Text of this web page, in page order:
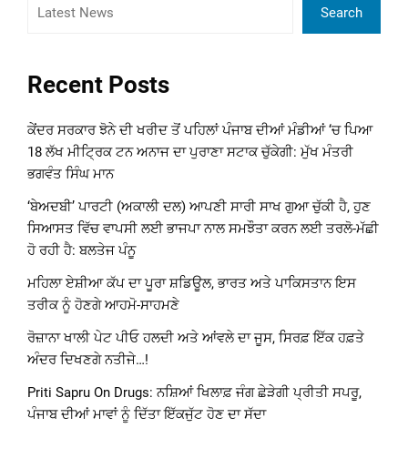
Search
Recent Posts
ਕੇਂਦਰ ਸਰਕਾਰ ਝੋਨੇ ਦੀ ਖਰੀਦ ਤੋਂ ਪਹਿਲਾਂ ਪੰਜਾਬ ਦੀਆਂ ਮੰਡੀਆਂ ‘ਚ ਪਿਆ
18 ਲੱਖ ਮੀਟ੍ਰਿਕ ਟਨ ਅਨਾਜ ਦਾ ਪੁਰਾਣਾ ਸਟਾਕ ਚੁੱਕੇਗੀ: ਮੁੱਖ ਮੰਤਰੀ
ਭਗਵੰਤ ਸਿੰਘ ਮਾਨ
‘ਬੇਅਦਬੀ’ ਪਾਰਟੀ (ਅਕਾਲੀ ਦਲ) ਆਪਣੀ ਸਾਰੀ ਸਾਖ ਗੁਆ ਚੁੱਕੀ ਹੈ, ਹੁਣ
ਸਿਆਸਤ ਵਿੱਚ ਵਾਪਸੀ ਲਈ ਭਾਜਪਾ ਨਾਲ ਸਮਝੌਤਾ ਕਰਨ ਲਈ ਤਰਲੋ-ਮੱਛੀ
ਹੋ ਰਹੀ ਹੈ: ਬਲਤੇਜ ਪੰਨੂ
ਮਹਿਲਾ ਏਸ਼ੀਆ ਕੱਪ ਦਾ ਪੂਰਾ ਸ਼ਡਿਊਲ, ਭਾਰਤ ਅਤੇ ਪਾਕਿਸਤਾਨ ਇਸ
ਤਰੀਕ ਨੂੰ ਹੋਣਗੇ ਆਹਮੋ-ਸਾਹਮਣੇ
ਰੋਜ਼ਾਨਾ ਖਾਲੀ ਪੇਟ ਪੀਓ ਹਲਦੀ ਅਤੇ ਆਂਵਲੇ ਦਾ ਜੂਸ, ਸਿਰਫ਼ ਇੱਕ ਹਫ਼ਤੇ
ਅੰਦਰ ਦਿਖਣਗੇ ਨਤੀਜੇ…!
Priti Sapru On Drugs: ਨਸ਼ਿਆਂ ਖਿਲਾਫ਼ ਜੰਗ ਛੇੜੇਗੀ ਪ੍ਰੀਤੀ ਸਪਰੂ,
ਪੰਜਾਬ ਦੀਆਂ ਮਾਵਾਂ ਨੂੰ ਦਿੱਤਾ ਇੱਕਜੁੱਟ ਹੋਣ ਦਾ ਸੱਦਾ